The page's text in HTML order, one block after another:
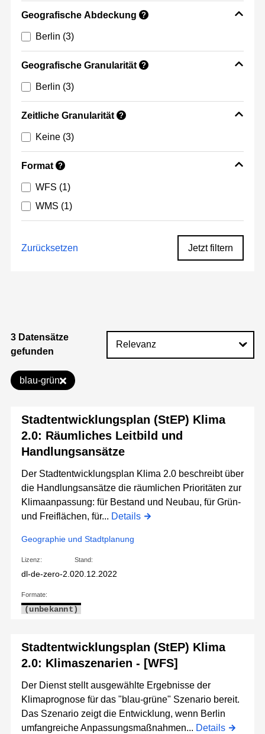
Geografische Abdeckung ?
Berlin (3)
Geografische Granularität ?
Berlin (3)
Zeitliche Granularität ?
Keine (3)
Format ?
WFS (1)
WMS (1)
Zurücksetzen Jetzt filtern
3 Datensätze
gefunden
blau-grün
Stadtentwicklungsplan (StEP) Klima
2.0: Räumliches Leitbild und
Handlungsansätze
Der Stadtentwicklungsplan Klima 2.0 beschreibt über
die Handlungsansätze die räumlichen Prioritäten zur
Klimaanpassung: für Bestand und Neubau, für Grün-
und Freiflächen, für... Details
Geographie und Stadtplanung
Lizenz:
dl-de-zero-2.0
Stand:
20.12.2022
Formate:
(unbekannt)
Stadtentwicklungsplan (StEP) Klima
2.0: Klimaszenarien - [WFS]
Der Dienst stellt ausgewählte Ergebnisse der
Klimaprognose für das "blau-grüne" Szenario bereit.
Das Szenario zeigt die Entwicklung, wenn Berlin
umfangreiche Anpassungsmaßnahmen... Details